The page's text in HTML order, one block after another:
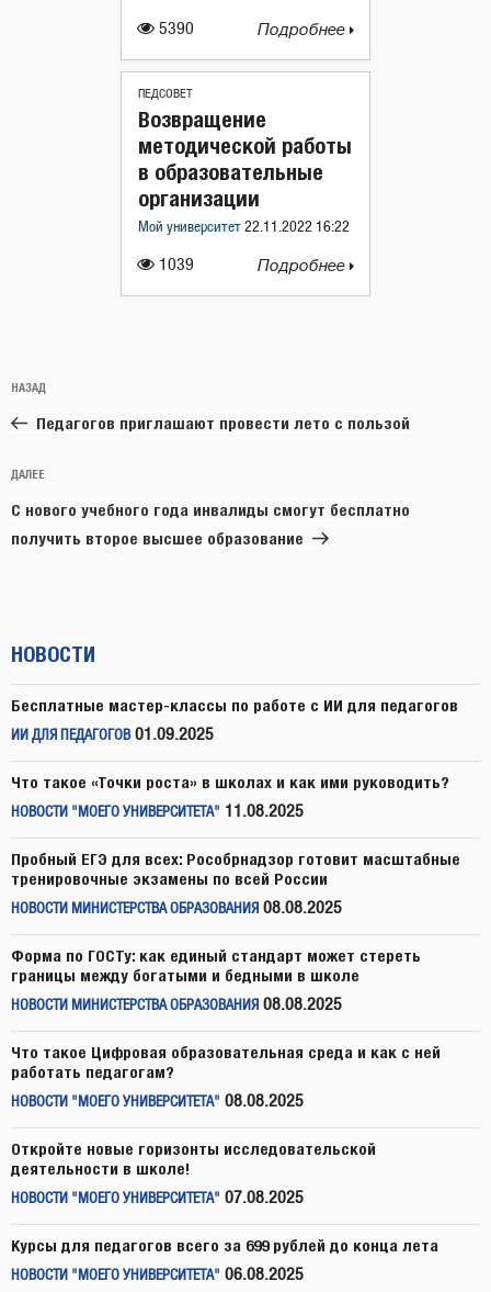
5390 Подробнее
ПЕДСОВЕТ
1039
Возвращение
методической работы
в образовательные
организации
Мой университет 22.11.2022 16:22
Подробнее
по
записям
Предыдущая
запись:
НАЗАД
Педагогов приглашают провести лето с пользой
Следующая
запись
ДАЛЕЕ
С нового учебного года инвалиды смогут бесплатно
получить второе высшее образование
НОВОСТИ
Бесплатные мастер-классы по работе с ИИ для педагогов
ИИ ДЛЯ ПЕДАГОГОВ 01.09.2025
Что такое «Точки роста» в школах и как ими руководить?
НОВОСТИ "МОЕГО УНИВЕРСИТЕТА" 11.08.2025
Пробный ЕГЭ для всех: Рособрнадзор готовит масштабные
тренировочные экзамены по всей России
НОВОСТИ МИНИСТЕРСТВА ОБРАЗОВАНИЯ 08.08.2025
Форма по ГОСТу: как единый стандарт может стереть
границы между богатыми и бедными в школе
НОВОСТИ МИНИСТЕРСТВА ОБРАЗОВАНИЯ 08.08.2025
Что такое Цифровая образовательная среда и как с ней
работать педагогам?
НОВОСТИ "МОЕГО УНИВЕРСИТЕТА" 08.08.2025
Откройте новые горизонты исследовательской
деятельности в школе!
НОВОСТИ "МОЕГО УНИВЕРСИТЕТА" 07.08.2025
Курсы для педагогов всего за 699 рублей до конца лета
НОВОСТИ "МОЕГО УНИВЕРСИТЕТА" 06.08.2025